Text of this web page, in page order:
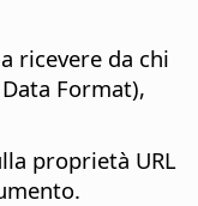
ricevere da chi
Format),
proprietà URL